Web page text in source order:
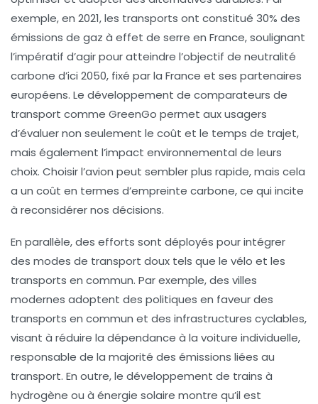
exemple, en 2021, les transports ont constitué 30% des
émissions de gaz à effet de serre en France, soulignant
l’impératif d’agir pour atteindre l’objectif de neutralité
carbone d’ici 2050, fixé par la France et ses partenaires
européens. Le développement de comparateurs de
transport comme GreenGo permet aux usagers
d’évaluer non seulement le coût et le temps de trajet,
mais également l’impact environnemental de leurs
choix. Choisir l’avion peut sembler plus rapide, mais cela
a un coût en termes d’empreinte carbone, ce qui incite
à reconsidérer nos décisions.
En parallèle, des efforts sont déployés pour intégrer
des modes de transport doux tels que le vélo et les
transports en commun. Par exemple, des villes
modernes adoptent des politiques en faveur des
transports en commun et des infrastructures cyclables,
visant à réduire la dépendance à la voiture individuelle,
responsable de la majorité des émissions liées au
transport. En outre, le développement de trains à
hydrogène ou à énergie solaire montre qu’il est